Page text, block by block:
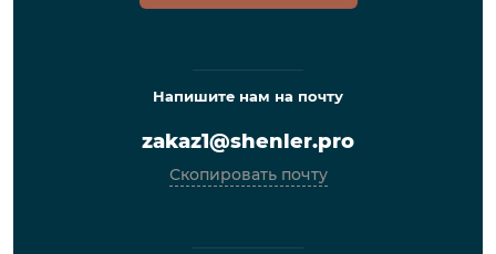
Напишите нам на почту
zakaz1@shenler.pro
Скопировать почту